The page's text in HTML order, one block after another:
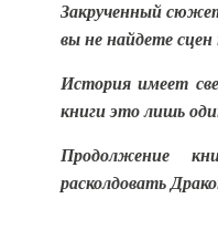
Закрученный
вы не найдете
История имеет
книги это лишь
Продолжение
расколдовать